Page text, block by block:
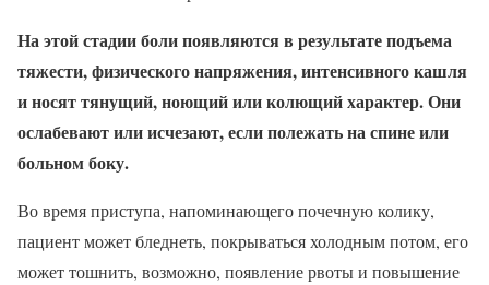
На этой стадии боли появляются в результате подъема
тяжести, физического напряжения, интенсивного кашля
и носят тянущий, ноющий или колющий характер. Они
ослабевают или исчезают, если полежать на спине или
больном боку.
Во время приступа, напоминающего почечную колику,
пациент может бледнеть, покрываться холодным потом, его
может тошнить, возможно, появление рвоты и повышение